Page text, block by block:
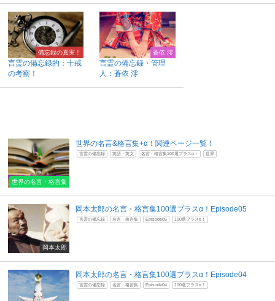
備忘録の真実！
言霊の備忘録的：十戒
の考察！
蒼依 澪
言霊の備忘録・管理
人：蒼依 澪
世界の名言・格言集
世界の名言&格言集+α！関連ページ一覧！
言霊の備忘録 英語・英文 名言・格言集100選プラスα！ 世界
岡本太郎
岡本太郎の名言・格言集100選プラスα！Episode05
言霊の備忘録 名言・格言集 Episode05 100選プラスα！
岡本太郎の名言・格言集100選プラスα！Episode04
言霊の備忘録 名言・格言集 Episode04 100選プラスα！